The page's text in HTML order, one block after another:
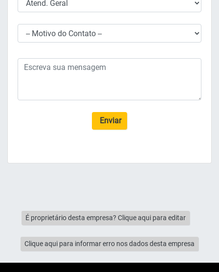
Enviar
É proprietário desta empresa? Clique aqui para editar
Clique aqui para informar erro nos dados desta empresa